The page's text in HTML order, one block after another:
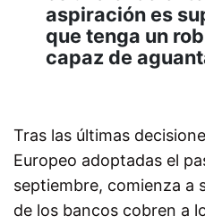
aspiración es
que tenga un
capaz de
Tras las últimas
Europeo adoptadas el
septiembre, comienza a
de los bancos cobren a